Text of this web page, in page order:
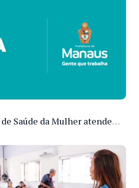
Unidades Móveis de Saúde da Mulher atendem diversas zonas de Manaus durante o mês de agosto